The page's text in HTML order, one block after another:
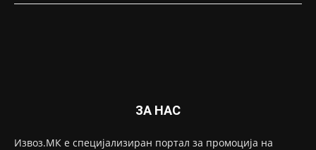
ЗА НАС
Извоз.МК е специјализиран портал за промоција на